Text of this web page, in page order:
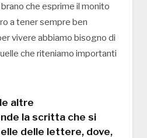
che esprime il monito
a tener sempre ben
vivere abbiamo bisogno di
che riteniamo importanti
altre
la scritta che si
delle lettere, dove,